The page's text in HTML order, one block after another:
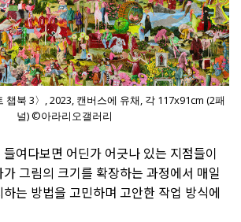
챕북 3〉, 2023, 캔버스에 유채, 각 117x91cm (2패
널) ©아라리오갤러리
여다보면 어딘가 어긋나 있는 지점들이
그림의 크기를 확장하는 과정에서 매일
는 방법을 고민하며 고안한 작업 방식에